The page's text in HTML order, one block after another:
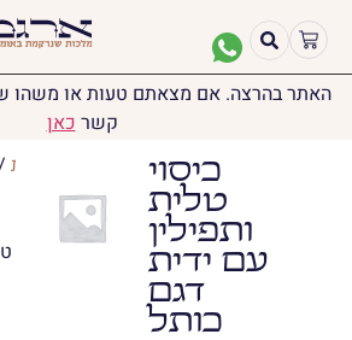
האתר בהרצה. אם מצאתם טעות או משהו
קשרכאן
יודאיקה טליתות
כיסוי
טלית
ותפילין
עם ידית
דגם
כותל